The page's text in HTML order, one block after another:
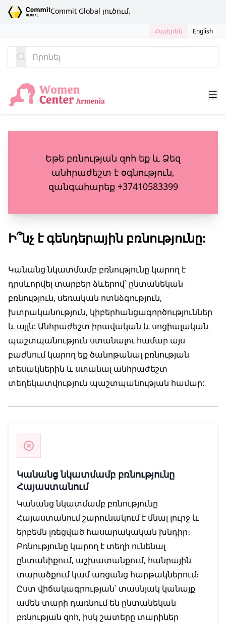
ԱՆՑՆԵԼ ԲՈՎԱՆԴԱԿՈՒԹՅԱՆԸ
Commit Global լուծում.
Հայերեն English
Որոնել
Եթե բռնության զոհ եք և Ձեզ
անհրաժեշտ է օգնություն,
զանգահարեք +37410583399
Ի՞նչ է գենդերային բռնությունը:
Կանանց նկատմամբ բռնությունը կարող է
դրսևորվել տարբեր ձևերով՝ ընտանեկան
բռնություն, սեռական ոտնձգություն,
խտրականություն, կիբերհանցագործություններ
և այլն: Անհրաժեշտ իրավական և սոցիալական
պաշտպանություն ստանալու համար այս
բաժնում կարող եք ծանոթանալ բռնության
տեսակներին և ստանալ անհրաժեշտ
տեղեկատվություն պաշտպանության համար:
Կանանց նկատմամբ բռնությունը
Հայաստանում
Կանանց նկատմամբ բռնությունը
Հայաստանում շարունակում է մնալ լուրջ և
երբեմն լռեցված հասարակական խնդիր։
Բռնությունը կարող է տեղի ունենալ
ընտանիքում, աշխատանքում, հանրային
տարածքում կամ առցանց հարթակներում։
Ըստ վիճակագրության՝ տասնյակ կանայք
ամեն տարի դառնում են ընտանեկան
բռնության զոհ, իսկ շատերը տարիներ